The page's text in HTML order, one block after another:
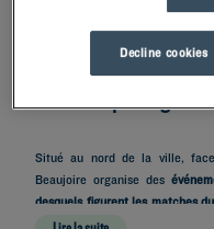
l’un de nos hôtels
Situation privilégiée à
Situé au nord de la ville,
Beaujoire organise des
desquels figurent les matches
Pour vibrer en tribune après
Decline cookies